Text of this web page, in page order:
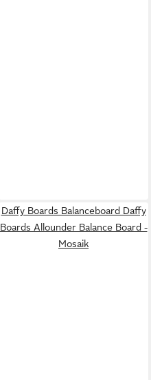
Daffy Boards Balanceboard Daffy
Boards Allounder Balance Board -
Mosaik